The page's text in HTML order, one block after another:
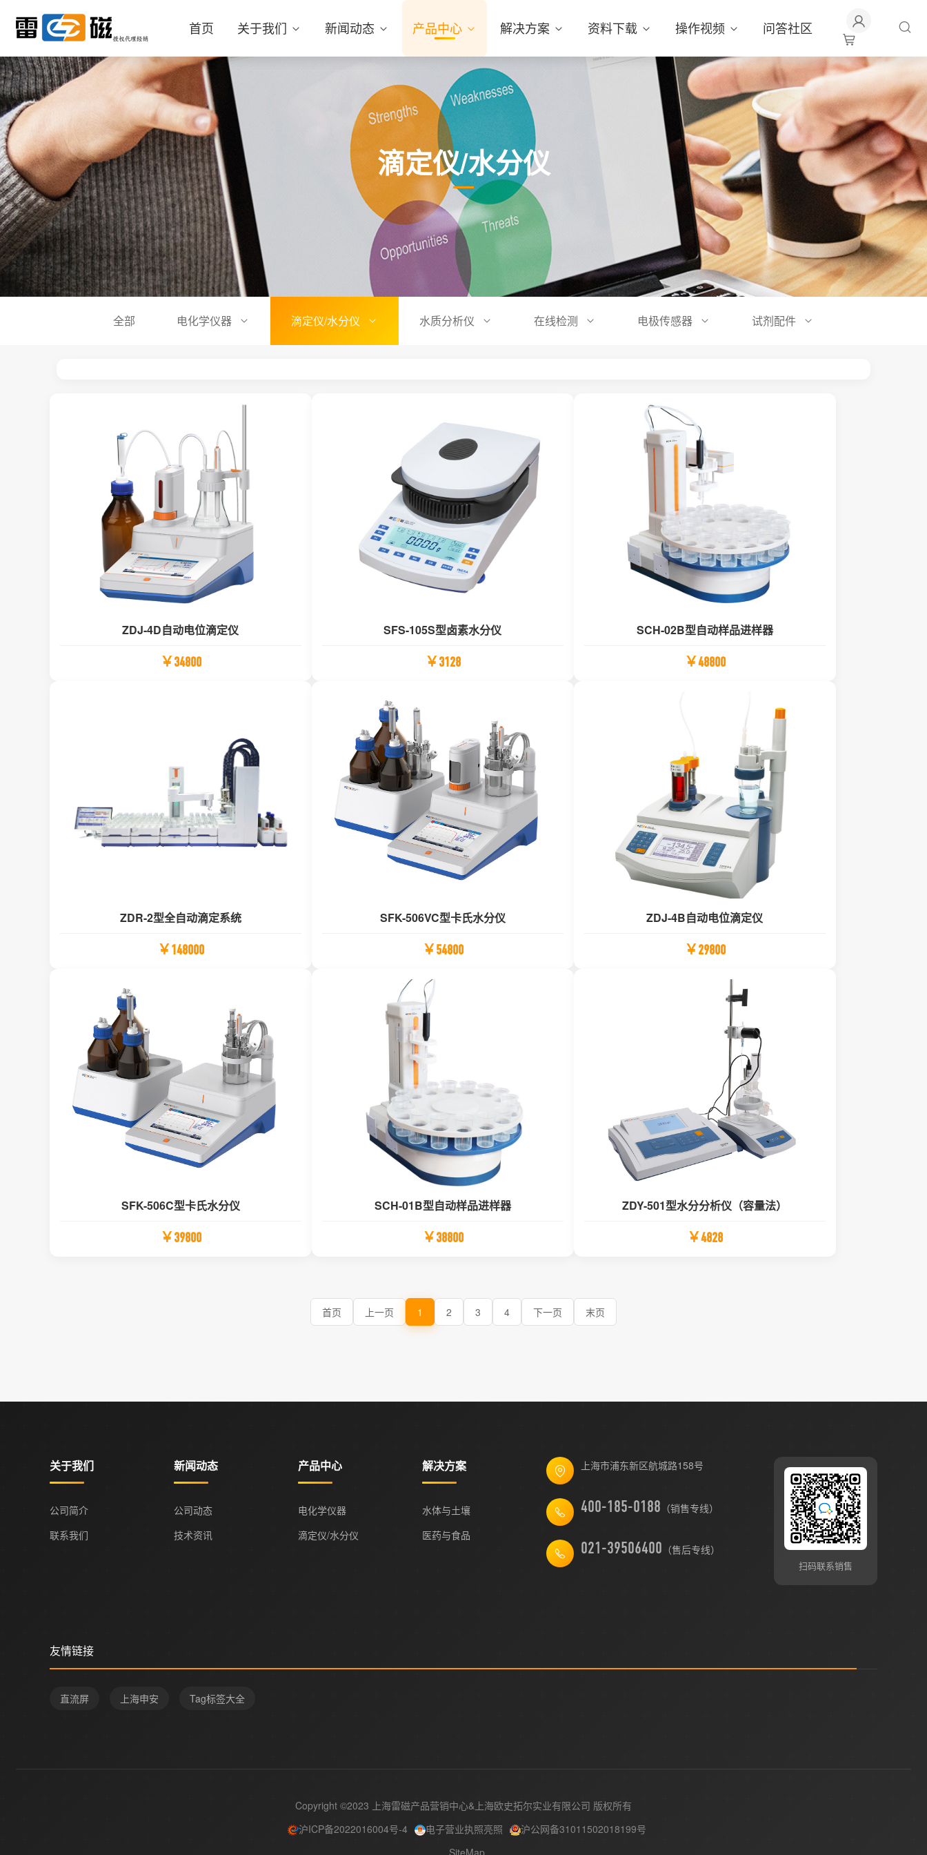
首页 关于我们 新闻动态 产品中心 解决方案 资料下载 操作视频 问答社区
滴定仪/水分仪
全部 电化学仪器 滴定仪/水分仪 水质分析仪 在线检测 电极传感器 试剂配件
ZDJ-4D自动电位滴定仪
￥34800
SFS-105S型卤素水分仪
￥3128
SCH-02B型自动样品进样器
￥48800
ZDR-2型全自动滴定系统
￥148000
SFK-506VC型卡氏水分仪
￥54800
ZDJ-4B自动电位滴定仪
￥29800
SFK-506C型卡氏水分仪
￥39800
SCH-01B型自动样品进样器
￥38800
ZDY-501型水分分析仪（容量法）
￥4828
首页 上一页 1 2 3 4 下一页 末页
关于我们
公司简介
联系我们
新闻动态
公司动态
技术资讯
产品中心
电化学仪器
滴定仪/水分仪
解决方案
水体与土壤
医药与食品
上海市浦东新区航城路158号
（销售专线）
021-39506400 （售后专线）
扫码联系销售
友情链接
直流屏 上海申安 Tag标签大全
Copyright ©2023 上海雷磁产品营销中心&
版权所有
沪ICP备2022016004号-4
电子营业执照亮照
沪公网备31011502018199号
SiteMap